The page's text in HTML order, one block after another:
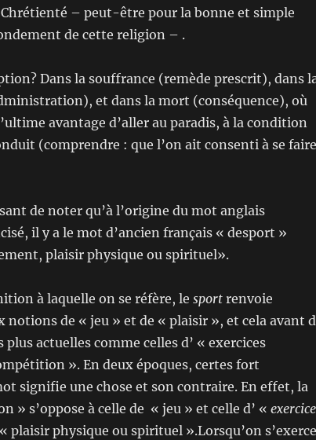
Chrétienté – peut-être pour la bonne et simple
de cette religion – .
Dans la souffrance (remède prescrit), dans
et dans la mort (conséquence), où
avantage d’aller au paradis, à la condition
(comprendre : que l’on ait consenti à se faire
de noter qu’à l’origine du mot anglais
il y a le mot d’ancien français « desport »
plaisir physique ou spirituel».
à laquelle on se réfère, le sportrenvoie
notions de « jeu » et de « plaisir », et cela avant
actuelles comme celles d’ « exercices
». En deux époques, certes fort
signifie une chose et son contraire. En effet, la
» s’oppose à celle de « jeu » et celle d’ «
plaisir physique ou spirituel ».Lorsqu’on